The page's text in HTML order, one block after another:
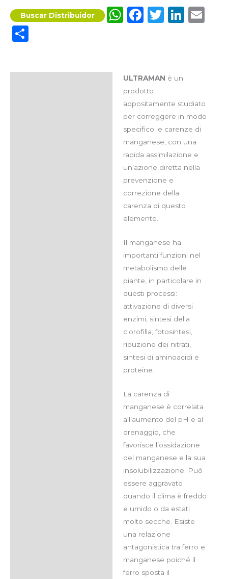
Buscar Distribuidor WhatsApp
Facebook
Twitter
ULTRAMAN è un
prodotto
appositamente studiato
per correggere in modo
specifico le carenze di
manganese, con una
rapida assimilazione e
un’azione diretta nella
prevenzione e
correzione della
carenza di questo
elemento.
Il manganese ha
importanti funzioni nel
metabolismo delle
piante, in particolare in
questi processi:
attivazione di diversi
enzimi, sintesi della
clorofilla, fotosintesi,
riduzione dei nitrati,
sintesi di aminoacidi e
proteine.
La carenza di
manganese è correlata
all’aumento del pH e al
drenaggio, che
favorisce l’ossidazione
del manganese e la sua
insolubilizzazione. Può
essere aggravato
quando il clima è freddo
e umido o da estati
molto secche. Esiste
una relazione
antagonistica tra ferro e
manganese poiché il
ferro sposta il